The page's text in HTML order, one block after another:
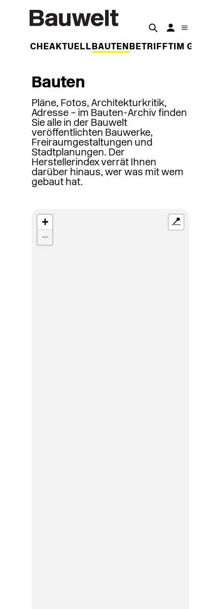
WOCHEAKTUELL BAUTEN BETRIFFT IM
Bauten
Pläne, Fotos, Architekturkritik,
Adresse – im Bauten-Archiv finden
Sie alle in der Bauwelt
veröffentlichten Bauwerke,
Freiraumgestaltungen und
Stadtplanungen. Der
Herstellerindex verrät Ihnen
darüber hinaus, wer was mit wem
gebaut hat.
+
−
📍